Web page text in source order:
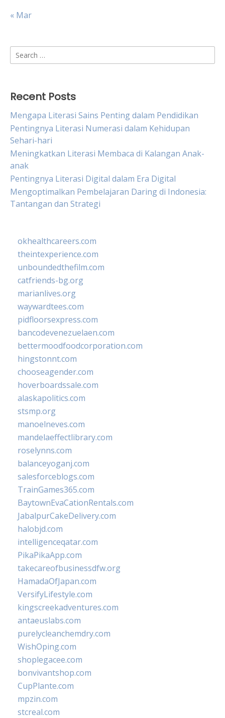
« Mar
Search
for:
Recent Posts
Mengapa Literasi Sains Penting dalam Pendidikan
Pentingnya Literasi Numerasi dalam Kehidupan
Sehari-hari
Meningkatkan Literasi Membaca di Kalangan Anak-
anak
Pentingnya Literasi Digital dalam Era Digital
Mengoptimalkan Pembelajaran Daring di Indonesia:
Tantangan dan Strategi
okhealthcareers.com
theintexperience.com
unboundedthefilm.com
catfriends-bg.org
marianlives.org
waywardtees.com
pidfloorsexpress.com
bancodevenezuelaen.com
bettermoodfoodcorporation.com
hingstonnt.com
chooseagender.com
hoverboardssale.com
alaskapolitics.com
stsmp.org
manoelneves.com
mandelaeffectlibrary.com
roselynns.com
balanceyoganj.com
salesforceblogs.com
TrainGames365.com
BaytownEvaCationRentals.com
JabalpurCakeDelivery.com
halobjd.com
intelligenceqatar.com
PikaPikaApp.com
takecareofbusinessdfw.org
HamadaOfJapan.com
VersifyLifestyle.com
kingscreekadventures.com
antaeuslabs.com
purelycleanchemdry.com
WishOping.com
shoplegacee.com
bonvivantshop.com
CupPlante.com
mpzin.com
stcreal.com